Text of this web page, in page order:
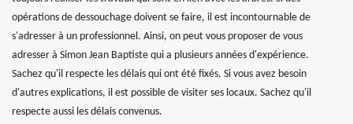
opérations de dessouchage doivent se faire, il est incontournable de
s'adresser à un professionnel. Ainsi, on peut vous proposer de vous
adresser à Simon Jean Baptiste qui a plusieurs années d'expérience.
Sachez qu'il respecte les délais qui ont été fixés. Si vous avez besoin
d'autres explications, il est possible de visiter ses locaux. Sachez qu'il
respecte aussi les délais convenus.